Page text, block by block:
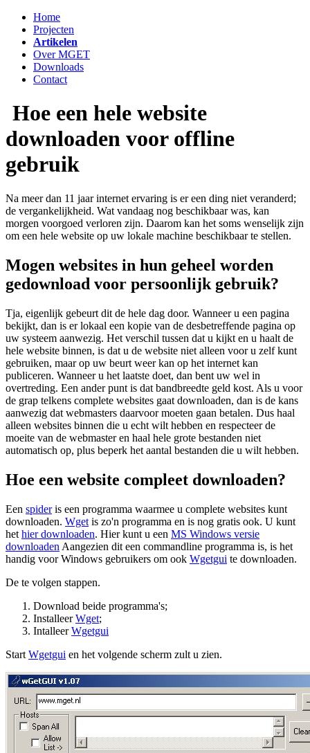
Home
Projecten
Artikelen
Over MGET
Downloads
Contact
Hoe een hele website
downloaden voor offline
gebruik
Na meer dan 11 jaar internet ervaring is er een ding niet veranderd;
de vergankelijkheid. Wat vandaag nog beschikbaar was, kan
morgen voorgoed verloren zijn. Daarom kan het soms wenselijk zijn
om een hele website op uw lokale machine beschikbaar te stellen.
Mogen websites in hun geheel worden
gedownload voor persoonlijk gebruik?
Tja, eigenlijk gebeurt dit de hele dag door. Wanneer u een pagina
bekijkt, dan is er lokaal een kopie van de desbetreffende pagina op
uw systeem aanwezig. Het verschil tussen dat u kijkt en u haalt de
hele website binnen, is dat u de website niet alleen voor u zelf kunt
gebruiken, maar op uw beurt weer kan op het internet kan
publiceren. Wanneer u het laatste doet, dan bent uw wel in
overtreding. Een ander punt is dat bandbreedte geld kost. Als u voor
de grap telkens complete websites gaat downloaden, dan is de kans
aanwezig dat webmasters daarvoor moeten gaan betalen. Dus haal
alleen websites binnen die u echt wilt hebben en respecteer de
moeite van de webmaster en haal hele grote bestanden niet
automatisch op, plus beperk het aantal bestanden die u wilt hebben.
Hoe een website compleet downloaden?
Een spideris een programma waarmee u complete websites kunt
downloaden. Wget is zo'n programma en is nog gratis ook. U kunt
het hier downloaden. Hier kunt u een MS Windows versie
downloaden Aangezien dit een commandline programma is, is het
handig voor Windows gebruikers om ook Wgetgui te downloaden.
De te volgen stappen.
Download beide programma's;
InstalleerWget;
IntalleerWgetgui
Start Wgetgui en het volgende scherm zult u zien.